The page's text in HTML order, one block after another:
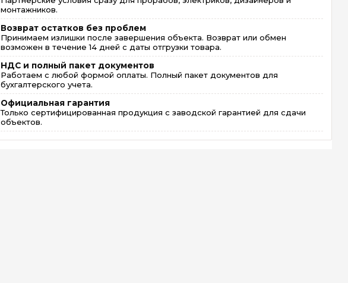
монтажников.
Возврат остатков без проблем
Принимаем излишки после завершения объекта. Возврат или обмен
возможен в течение 14 дней с даты отгрузки товара.
НДС и полный пакет документов
Работаем с любой формой оплаты. Полный пакет документов для
бухгалтерского учета.
Официальная гарантия
Только сертифицированная продукция с заводской гарантией для сдачи
объектов.